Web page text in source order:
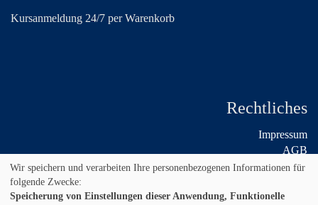
Kursanmeldung 24/7 per Warenkorb
Rechtliches
Impressum
AGB
Widerruf
Wir speichern und verarbeiten Ihre personenbezogenen Informationen für
folgende Zwecke:
Speicherung von Einstellungen dieser Anwendung, Funktionelle